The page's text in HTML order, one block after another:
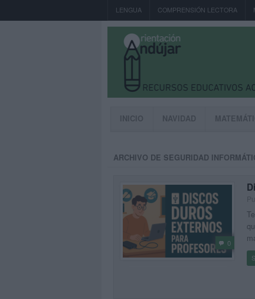
LENGUA COMPRENSIÓN LECTORA
INICIO NAVIDAD
ARCHIVO DE SEGURIDAD
0